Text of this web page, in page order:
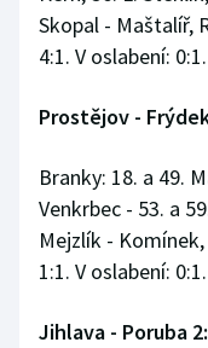
Skopal - Maštalíř,
4:1. V oslabení:
Prostějov -
Branky: 18. a 49.
Venkrbec - 53. a
Mejzlík -
1:1. V oslabení:
Jihlava - Poruba